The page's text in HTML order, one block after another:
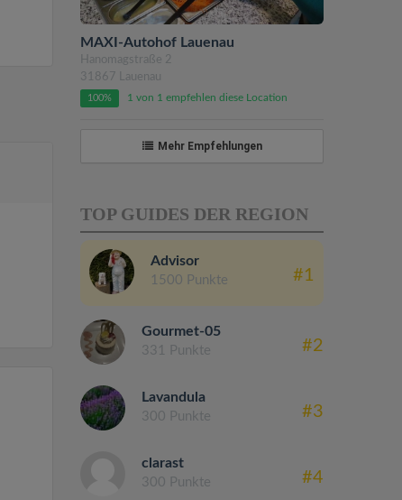
MAXI-Autohof Lauenau
Hanomagstraße 2
31867 Lauenau
100% 1 von 1 empfehlen diese Location
Mehr Empfehlungen
TOP GUIDES DER REGION
Advisor
1500 Punkte #1
Gourmet-05
331 Punkte #2
Lavandula
300 Punkte #3
clarast
300 Punkte #4